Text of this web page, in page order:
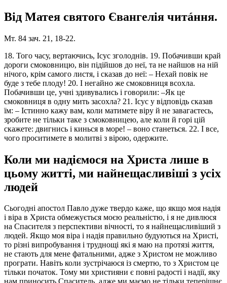
Від Матея святого Євангелія читáння.
Мт. 84 зач. 21, 18-22.
18. Того часу, вертаючись, Ісус зголоднів. 19. Побачивши край
дороги смоковницю, він підійшов до неї, та не найшов на ній
нічого, крім самого листя, і сказав до неї: – Нехай повік не
буде з тебе плоду! 20. І негайно же смоковниця всохла.
Побачивши це, учні здивувались і говорили: –Як це
смоковниця в одну мить засохла? 21. Ісус у відповідь сказав
їм: – Істинно кажу вам, коли матимете віру й не завагаєтесь,
зробите не тільки таке з смоковницею, але коли й горі цій
скажете: двигнись і кинься в море! – воно станеться. 22. І все,
чого проситимете в молитві з вірою, одержите.
Коли ми надіємося на Христа лише в
цьому житті, ми найнещасливіші з усіх
людей
Сьогодні апостол Павло дуже твердо каже, що якщо моя надія
і віра в Христа обмежується моєю реальністю, і я не дивлюся
на Спасителя з перспективи вічності, то я найнещасливіший з
людей. Якщо моя віра і надія правильно будуються на Христі,
то різні випробування і труднощі які я маю на протязі життя,
не стають для мене фатальними, адже з Христом не можливо
програти. Навіть коли зустрічаюся із смертю, то з Христом це
тільки початок. Тому ми християни є повні радості і надії, яку